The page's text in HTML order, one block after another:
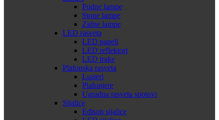
Podne lampe
Stone lampe
Zidne lampe
LED rasveta
LED paneli
LED reflektori
LED trake
Plafonska rasveta
Lusteri
Plafonjere
Ugradna rasveta spotovi
Sijalice
Edison sijalice